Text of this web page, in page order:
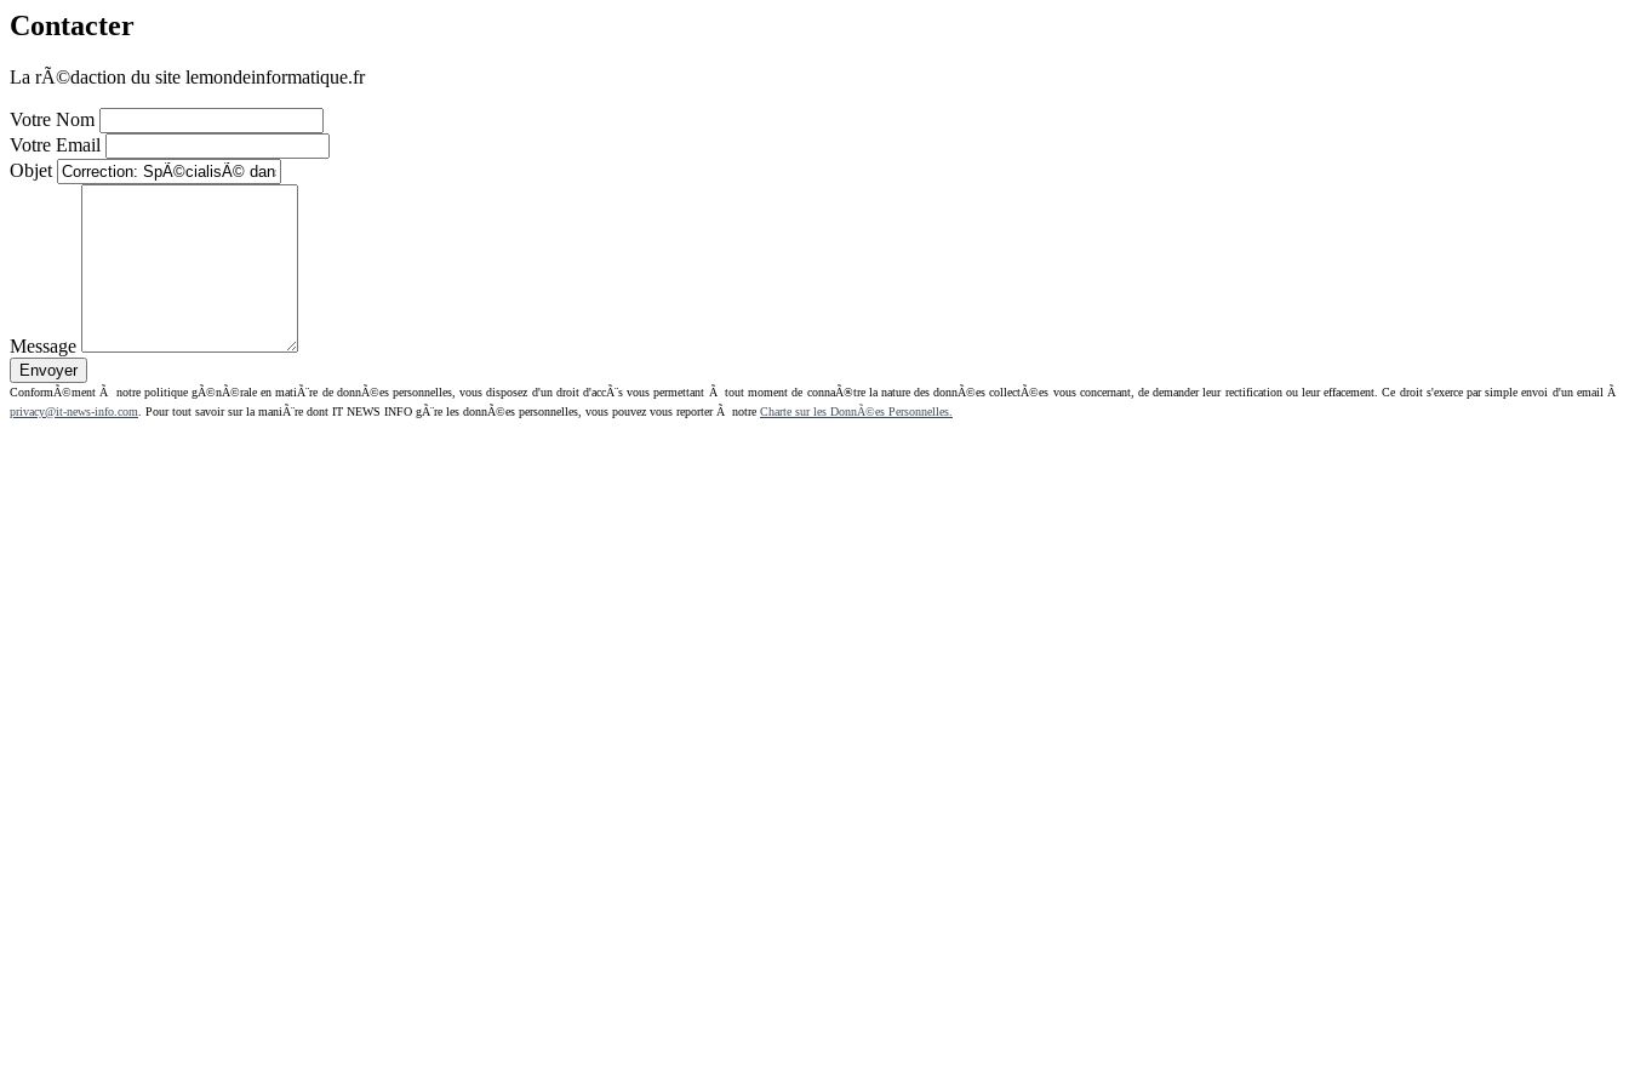
Contacter
La rÃ©daction du site lemondeinformatique.fr
Votre Nom
Votre Email
Objet
Message
ConformÃ©ment Ã notre politique gÃ©nÃ©rale en matiÃ¨re de donnÃ©es personnelles, vous disposez d'un droit d'accÃ¨s vous permettant Ã tout moment de connaÃ®tre la nature des donnÃ©es collectÃ©es vous concernant, de demander leur rectification ou leur effacement. Ce droit s'exerce par simple envoi d'un email Ã
privacy@it-news-info.com . Pour tout savoir sur la maniÃ¨re dont IT NEWS INFO gÃ¨re les donnÃ©es personnelles, vous pouvez vous reporter Ã notre Charte sur les DonnÃ©es Personnelles.